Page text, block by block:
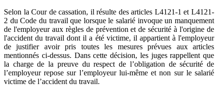
Selon la Cour de cassation, il résulte des articles L4121-1 et L4121-
2 du Code du travail que lorsque le salarié invoque un manquement
de l'employeur aux règles de prévention et de sécurité à l'origine de
l'accident du travail dont il a été victime, il appartient à l'employeur
de justifier avoir pris toutes les mesures prévues aux articles
mentionnés ci-dessus. Dans cette décision, les juges rappellent que
la charge de la preuve du respect de l’obligation de sécurité de
l’employeur repose sur l’employeur lui-même et non sur le salarié
victime de l’accident du travail.